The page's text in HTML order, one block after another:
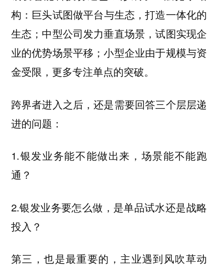
构： 巨头试图做平台与生态，打造一体化的
生态；中型公司发力垂直场景，试图实现企
业的优势场景平移；小型企业由于规模与资
金受限，更多专注单点的突破。
跨界者进入之后，还是需要回答三个层层递
进的问题：
1.银发业务能不能做出来，场景能不能跑
通？
2.银发业务要怎么做，是单品试水还是战略
投入？
第三，也是最重要的， 主业遇到风吹草动